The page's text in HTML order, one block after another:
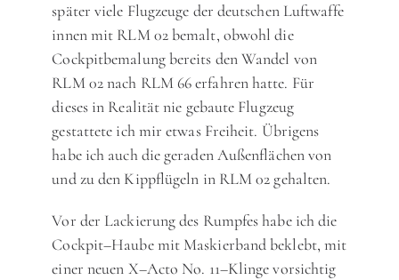
später viele Flugzeuge der deutschen Luftwaffe
innen mit RLM 02 bemalt, obwohl die
Cockpitbemalung bereits den Wandel von
RLM 02 nach RLM 66 erfahren hatte. Für
dieses in Realität nie gebaute Flugzeug
gestattete ich mir etwas Freiheit. Übrigens
habe ich auch die geraden Außenflächen von
und zu den Kippflügeln in RLM 02 gehalten.
Vor der Lackierung des Rumpfes habe ich die
Cockpit–Haube mit Maskierband beklebt, mit
einer neuen X–Acto No. 11–Klinge vorsichtig